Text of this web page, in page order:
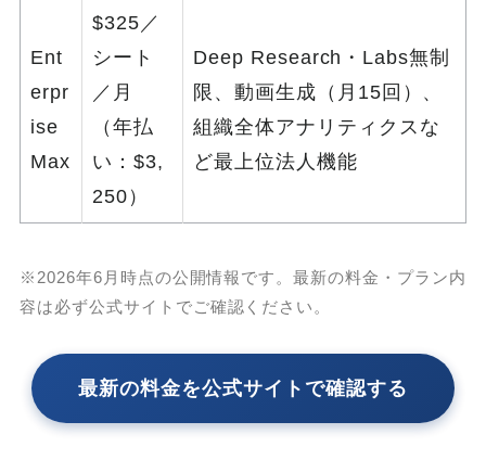
Ent
erpr
ise
Max
$325／
シート
／月
（年払
い：$3,
250）
Deep Research・Labs無制
限、動画生成（月15回）、
組織全体アナリティクスな
ど最上位法人機能
※2026年6月時点の公開情報です。最新の料金・プラン内
容は必ず公式サイトでご確認ください。
最新の料金を公式サイトで確認する